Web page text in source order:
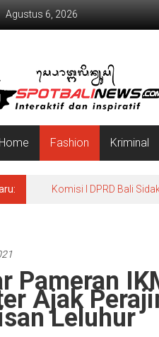
Agustus 6, 2026
Home Fashion Kriminal
Komisi I DPRD Bali
Pameran
Ajak
Leluhur